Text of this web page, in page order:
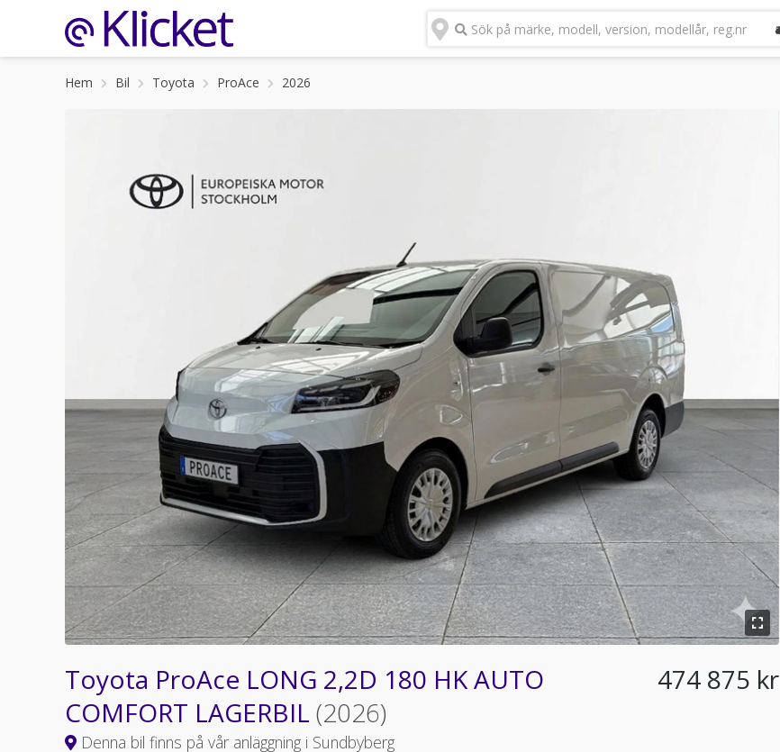
Sök på märke, modell, version, modellår, reg.nr
Hem Bil Toyota ProAce 2026
Toyota ProAce LONG 2,2D 180 HK AUTO
COMFORT LAGERBIL (2026)
Denna bil finns på vår anläggning i Sundbyberg
474 875 kr